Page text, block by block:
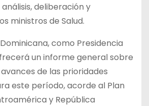
deliberación y
ministros de Salud.
como Presidencia
un informe general sobre
de las prioridades
este período, acorde al Plan
y República